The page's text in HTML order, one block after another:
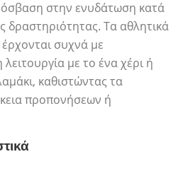
στην ενυδάτωση κατά
δραστηριότητας. Τα αθλητικά
συχνά με
με το ένα χέρι ή
καθιστώντας τα
προπονήσεων ή